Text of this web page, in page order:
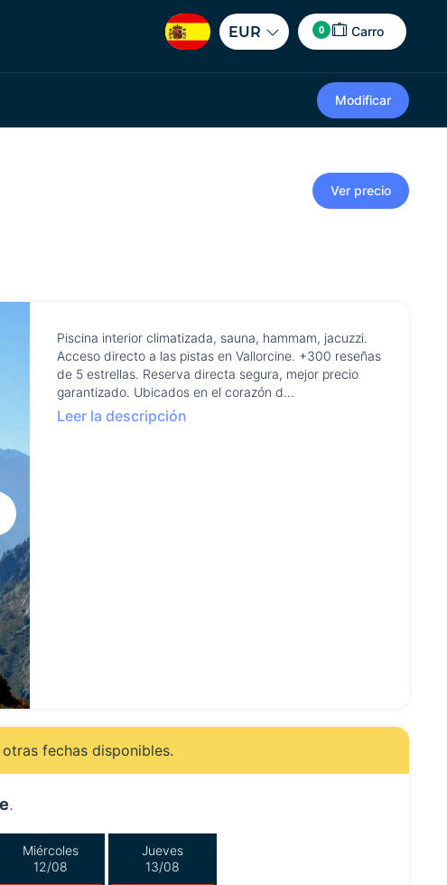
EUR 0 Carro
Modificar
Ver precio
Piscina interior climatizada, sauna, hammam, jacuzzi.
Acceso directo a las pistas en Vallorcine. +300 reseñas
de 5 estrellas. Reserva directa segura, mejor precio
garantizado. Ubicados en el corazón d...
Leer la descripción
fechas disponibles.
.
Miércoles
12/08
Jueves
13/08